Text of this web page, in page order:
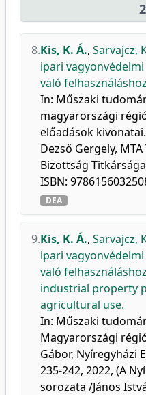
8.Kis, K. Á., Sarvajcz,
ipari
való
In: Műszaki
magyarországi
előadások
Dezső Gergely,
Bizottság
ISBN:
DEA
9.Kis, K. Á., Sarvajcz,
ipari
való
industrial property
agricultural use.
In: Műszaki
Magyarországi
Gábor, Nyíregyházi
235-242, 2022, (A
sorozata /János